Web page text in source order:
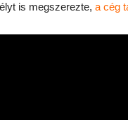
is megszerezte, a cég